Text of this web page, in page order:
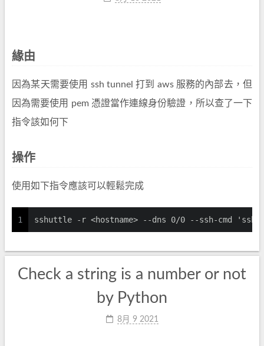
緣由
因為某天需要使用 ssh tunnel 打到 aws 服務的內部去，但
因為需要使用 pem 憑證當作連線身份驗證，所以查了一下
指令該如何下
操作
使用如下指令應該可以輕鬆完成
1 sshuttle -r <hostname> --dns 0/0 --ssh-cmd 'ssh
Check a string is a number or not
by Python
8月 9 2021